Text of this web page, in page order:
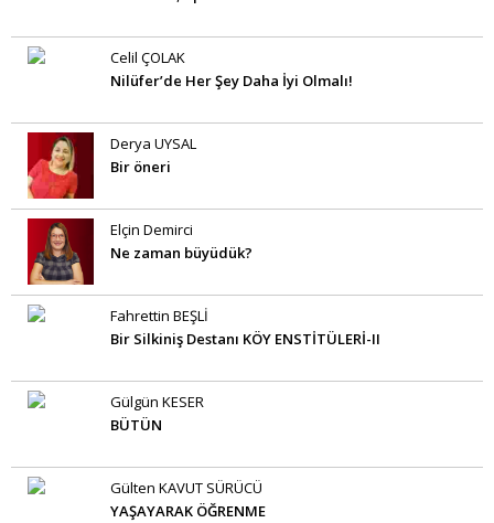
Celil ÇOLAK
Nilüfer’de Her Şey Daha İyi Olmalı!
Derya UYSAL
Bir öneri
Elçin Demirci
Ne zaman büyüdük?
Fahrettin BEŞLİ
Bir Silkiniş Destanı KÖY ENSTİTÜLERİ-II
Gülgün KESER
BÜTÜN
Gülten KAVUT SÜRÜCÜ
YAŞAYARAK ÖĞRENME